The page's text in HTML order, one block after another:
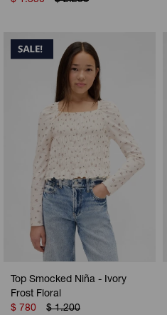
Top Smocked Niña - Ivory
Frost Floral
$ 780 $ 1.200